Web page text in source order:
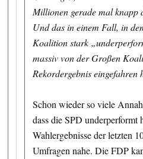
Millionen gerade mal knapp
Und das in einem Fall, in
Koalition stark
massiv von der Großen
Rekordergebnis eingefahren
Schon wieder so viele
dass die SPD underperformt
Wahlergebnisse der letzten
Umfragen nahe. Die FDP